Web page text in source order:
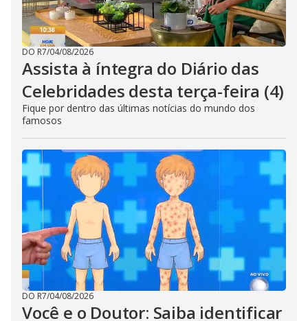
DO R7/04/08/2026
Assista à íntegra do Diário das
Celebridades desta terça-feira (4)
Fique por dentro das últimas notícias do mundo dos
famosos
DO R7/04/08/2026
Você e o Doutor: Saiba identificar